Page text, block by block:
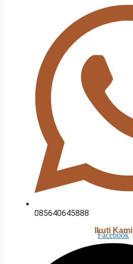
085640645888
Ikuti Kami
Facebook